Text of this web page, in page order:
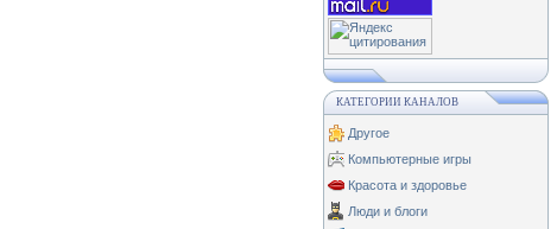
КАТЕГОРИИ КАНАЛОВ
Другое
Компьютерные игры
Красота и здоровье
Люди и блоги